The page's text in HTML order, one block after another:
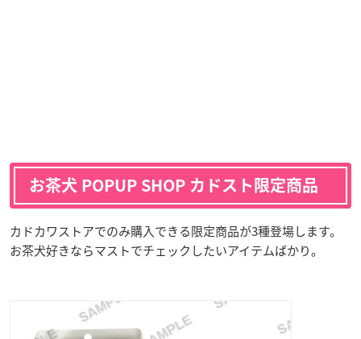
お茶犬 POPUP SHOP カドスト限定商品
カドカワストアでのみ購入できる限定商品が3種登場します。
お茶犬好きならマストでチェックしたいアイテムばかり。